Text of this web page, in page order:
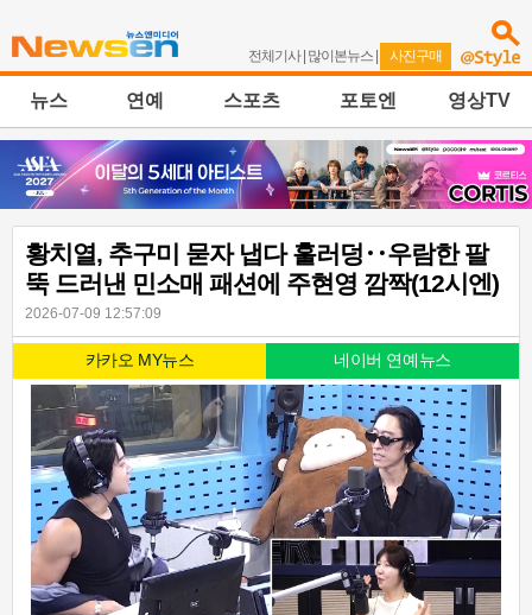
전체기사| 많이본뉴스 | 사진구매
뉴스 연예 스포츠 포토엔 영상TV
황치열, 추구미 묻자 냅다 훌러덩‥우람한 팔
뚝 드러낸 민소매 패션에 주현영 깜짝(12시엔)
2026-07-09 12:57:09
카카오 MY뉴스 네이버 연예뉴스